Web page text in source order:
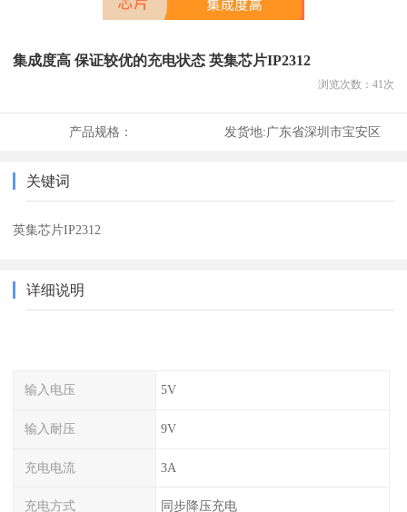
集成度高 保证较优的充电状态 英集芯片IP2312
浏览次数： 41次
产品规格： 发货地:广东省深圳市宝安区
关键词
英集芯片IP2312
详细说明
输入电压 5V
输入耐压 9V
充电电流 3A
充电方式 同步降压充电